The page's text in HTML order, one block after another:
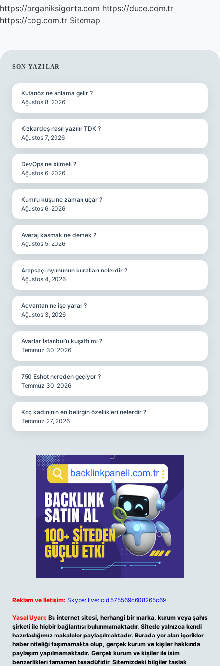
Günümüze
Hangi
https://organiksigorta.com https://duce.com.tr
https://cog.com.tr Sitemap
SIDEBAR
SON YAZILAR
Kutanöz ne anlama gelir ?
Ağustos 8, 2026
Kızkardeş nasıl yazılır TDK ?
Ağustos 7, 2026
DevOps ne bilmeli ?
Ağustos 6, 2026
Kumru kuşu ne zaman uçar ?
Ağustos 6, 2026
Averaj kasmak ne demek ?
Ağustos 5, 2026
Arapsaçı oyununun kuralları nelerdir ?
Ağustos 4, 2026
Advantan ne işe yarar ?
Ağustos 3, 2026
Avarlar İstanbul’u kuşattı mı ?
Temmuz 30, 2026
750 Eshot nereden geçiyor ?
Temmuz 30, 2026
Koç kadınının en belirgin özellikleri nelerdir ?
Temmuz 27, 2026
Reklam ve İletişim: Skype: live:.cid.575569c608265c69
Yasal Uyarı: Bu internet sitesi, herhangi bir marka, kurum veya şahıs
şirketi ile hiçbir bağlantısı bulunmamaktadır. Sitede yalnızca kendi
hazırladığımız makaleler paylaşılmaktadır. Burada yer alan içerikler
haber niteliği taşımamakta olup, gerçek kurum ve kişiler hakkında
paylaşım yapılmamaktadır. Gerçek kurum ve kişiler ile isim
benzerlikleri tamamen tesadüfidir. Sitemizdeki bilgiler taslak